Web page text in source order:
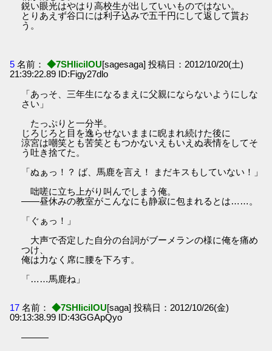
鋭い眼光はやはり高校生が出していいものではない。
とりあえず谷口には利子込みで五千円にして返して貰お
う。
5 名前： ◆7SHIicilOU[sagesaga] 投稿日：2012/10/20(土)
21:39:22.89 ID:Figy27dlo
「あっそ、三年生になるまえに父親にならないようにしな
さい」
たっぷりと一分半。
じろじろと目を逸らせないままに睨まれ続けた後に
涼宮は嘲笑とも苦笑ともつかないえもいえぬ表情をしてそ
う吐き捨てた。
「ぬぁっ！？ ば、馬鹿を言え！ まだキスもしていない！」
咄嗟に立ち上がり叫んでしまう俺。
――昼休みの教室がこんなにも静寂に包まれるとは……。
「ぐぁっ！」
大声で否定した自分の台詞がブーメランの様に俺を痛め
つけ、
俺は力なく席に腰を下ろす。
「……馬鹿ね」
17 名前： ◆7SHIicilOU[saga] 投稿日：2012/10/26(金)
09:13:38.99 ID:43GGApQyo
―――